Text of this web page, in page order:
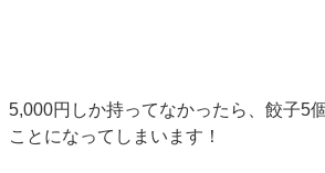
5,000円しか持ってなかったら、餃子5
ことになってしまいます！